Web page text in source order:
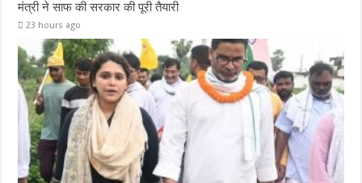
मंत्री ने साफ की सरकार की पूरी तैयारी
23 hours ago